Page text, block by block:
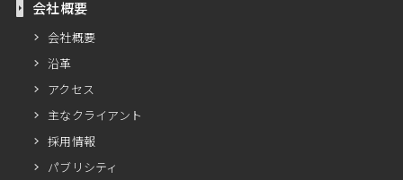
会社概要
会社概要
沿革
アクセス
主なクライアント
採用情報
パブリシティ